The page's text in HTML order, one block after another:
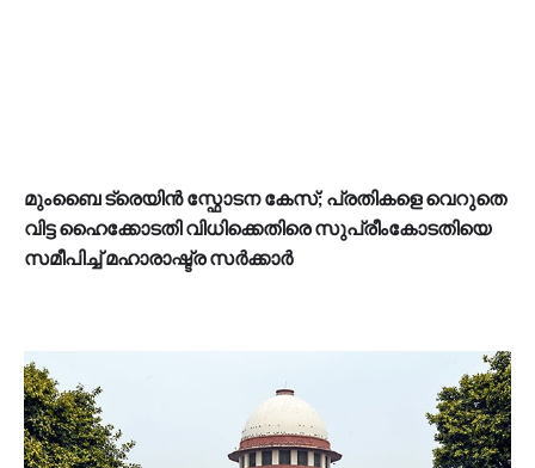
മുംബൈ ട്രെയിൻ സ്ഫോടന കേസ്; പ്രതികളെ വെറുതെ
വിട്ട ഹൈക്കോടതി വിധിക്കെതിരെ സുപ്രീംകോടതിയെ
സമീപിച്ച് മഹാരാഷ്ട്ര സർക്കാർ